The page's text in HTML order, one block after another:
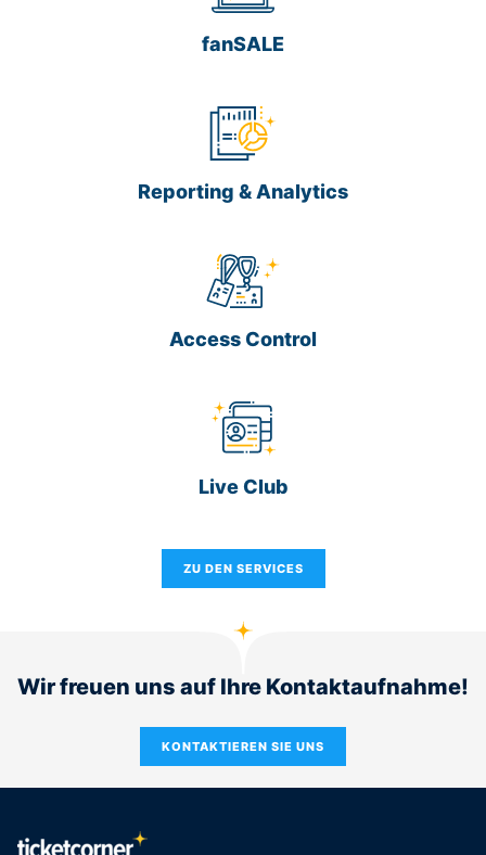
fanSALE
Reporting & Analytics
Access Control
Live Club
ZU DEN SERVICES
Wir freuen uns auf Ihre Kontaktaufnahme!
KONTAKTIEREN SIE UNS